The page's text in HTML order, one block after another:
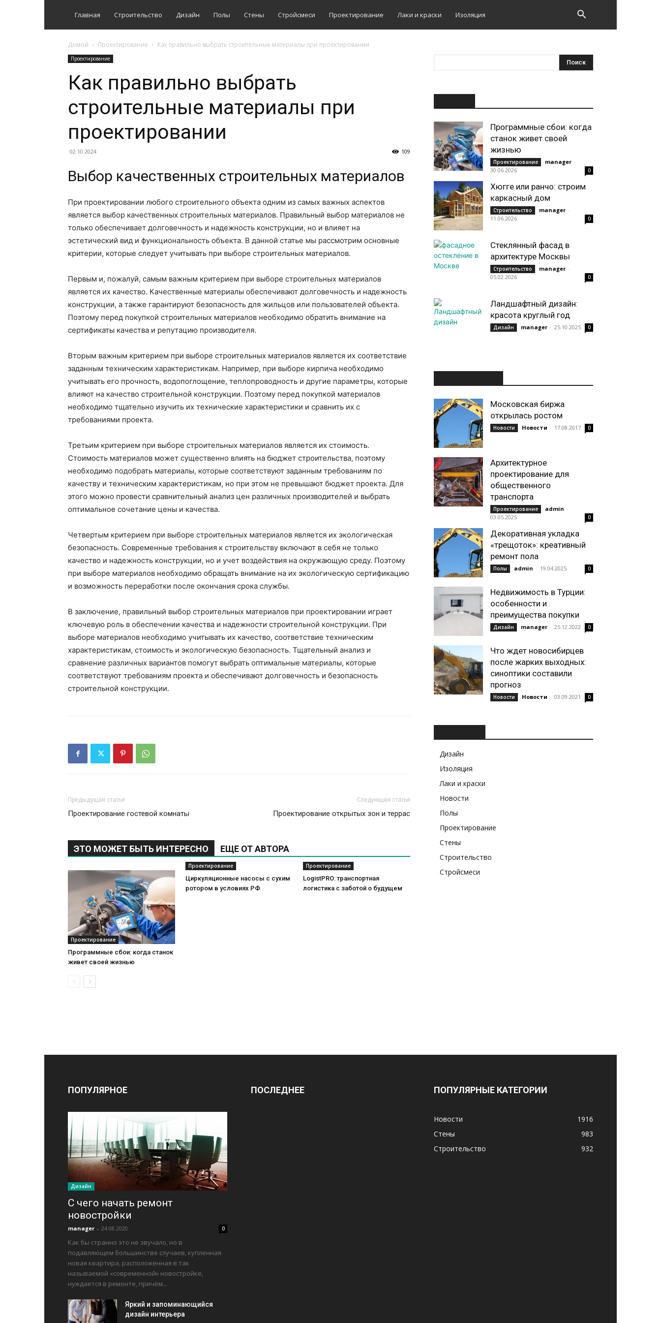
Главная Строительство Дизайн Полы Стены Стройсмеси Проектирование Лаки и краски Изоляция
Домой Проектирование Как правильно выбрать строительные материалы при проектировании
Проектирование
Как правильно выбрать
строительные материалы при
проектировании
02.10.2024 109
Выбор качественных строительных материалов
При проектировании любого строительного объекта одним из самых важных аспектов
является выбор качественных строительных материалов. Правильный выбор материалов не
только обеспечивает долговечность и надежность конструкции, но и влияет на
эстетический вид и функциональность объекта. В данной статье мы рассмотрим основные
критерии, которые следует учитывать при выборе строительных материалов.
Первым и, пожалуй, самым важным критерием при выборе строительных материалов
является их качество. Качественные материалы обеспечивают долговечность и надежность
конструкции, а также гарантируют безопасность для жильцов или пользователей объекта.
Поэтому перед покупкой строительных материалов необходимо обратить внимание на
сертификаты качества и репутацию производителя.
Вторым важным критерием при выборе строительных материалов является их соответствие
заданным техническим характеристикам. Например, при выборе кирпича необходимо
учитывать его прочность, водопоглощение, теплопроводность и другие параметры, которые
влияют на качество строительной конструкции. Поэтому перед покупкой материалов
необходимо тщательно изучить их технические характеристики и сравнить их с
требованиями проекта.
Третьим критерием при выборе строительных материалов является их стоимость.
Стоимость материалов может существенно влиять на бюджет строительства, поэтому
необходимо подобрать материалы, которые соответствуют заданным требованиям по
качеству и техническим характеристикам, но при этом не превышают бюджет проекта. Для
этого можно провести сравнительный анализ цен различных производителей и выбрать
оптимальное сочетание цены и качества.
Четвертым критерием при выборе строительных материалов является их экологическая
безопасность. Современные требования к строительству включают в себя не только
качество и надежность конструкции, но и учет воздействия на окружающую среду. Поэтому
при выборе материалов необходимо обращать внимание на их экологическую сертификацию
и возможность переработки после окончания срока службы.
В заключение, правильный выбор строительных материалов при проектировании играет
ключевую роль в обеспечении качества и надежности строительной конструкции. При
выборе материалов необходимо учитывать их качество, соответствие техническим
характеристикам, стоимость и экологическую безопасность. Тщательный анализ и
сравнение различных вариантов помогут выбрать оптимальные материалы, которые
соответствуют требованиям проекта и обеспечивают долговечность и безопасность
строительной конструкции.
Предыдущая статья
Проектирование гостевой комнаты
Следующая статья
Проектирование открытых зон и террас
ЭТО МОЖЕТ БЫТЬ ИНТЕРЕСНО ЕЩЕ ОТ АВТОРА
Проектирование
Программные сбои: когда станок
живет своей жизнью
Проектирование
Циркуляционные насосы с сухим
ротором в условиях РФ
Проектирование
LogistPRO: транспортная
логистика с заботой о будущем
Программные сбои: когда
станок живет своей
жизнью
Проектирование manager -
30.06.2026
0
Хюгге или ранчо: строим
каркасный дом
Строительство manager -
11.06.2026
0
Стеклянный фасад в
архитектуре Москвы
Строительство manager -
05.02.2026
0
Ландшафтный дизайн:
красота круглый год
Дизайн manager - 25.10.2025 0
Московская биржа
открылась ростом
Новости Новости - 17.08.2017 0
Архитектурное
проектирование для
общественного
транспорта
Проектирование admin -
03.05.2025
0
Декоративная укладка
«трещоток»: креативный
ремонт пола
Полы admin - 19.04.2025 0
Недвижимость в Турции:
особенности и
преимущества покупки
Дизайн manager - 25.12.2022 0
Что ждет новосибирцев
после жарких выходных:
синоптики составили
прогноз
Новости Новости - 03.09.2021 0
Дизайн
Изоляция
Лаки и краски
Новости
Полы
Проектирование
Стены
Строительство
Стройсмеси
ПОПУЛЯРНОЕ
Дизайн
С чего начать ремонт
новостройки
manager - 24.08.2020 0
Как бы странно это не звучало, но в
подавляющем большинстве случаев, купленная
новая квартира, расположенная в так
называемой «современной» новостройке,
нуждается в ремонте, причём...
Яркий и запоминающийся
дизайн интерьера
ПОСЛЕДНЕЕ ПОПУЛЯРНЫЕ КАТЕГОРИИ
Новости
1916
Стены
983
Строительство
932